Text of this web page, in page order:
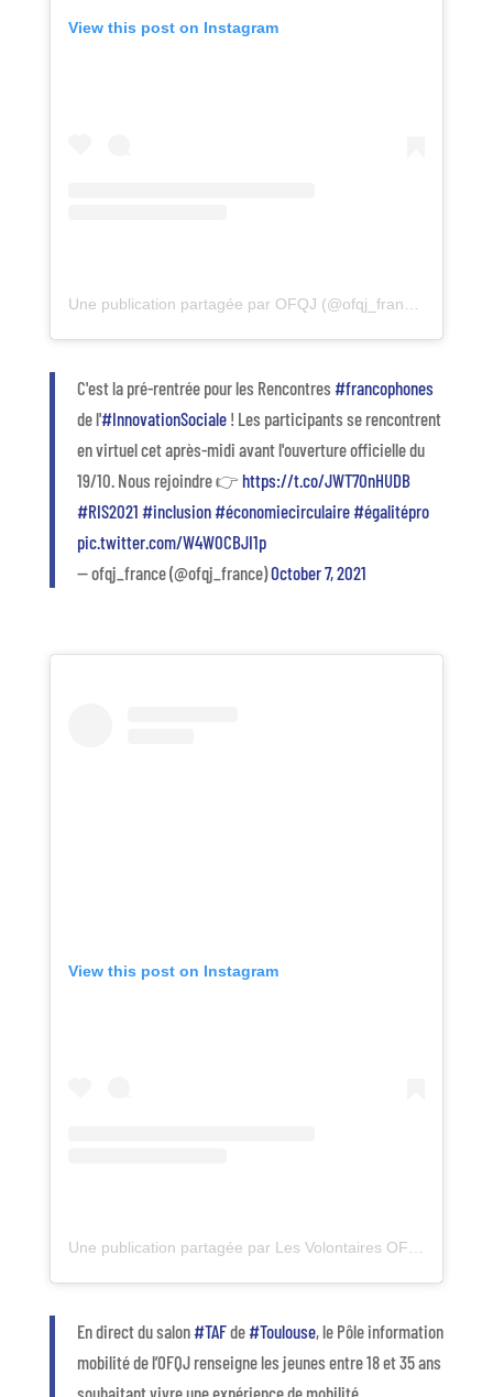
View this post on Instagram
Une publication partagée par OFQJ (@ofqj_france)
C'est la pré-rentrée pour les Rencontres #francophones
de l'#InnovationSociale! Les participants se rencontrent
en virtuel cet après-midi avant l'ouverture officielle du
19/10. Nous rejoindre 👉 https://t.co/JWT7OnHUDB
#RIS2021 #inclusion#économiecirculaire#égalitépro
pic.twitter.com/W4W0CBJI1p
— ofqj_france (@ofqj_france)October 7, 2021
View this post on Instagram
En direct du salon#TAFde#Toulouse, le Pôle information
mobilité de l’OFQJ renseigne les jeunes entre 18 et 35 ans